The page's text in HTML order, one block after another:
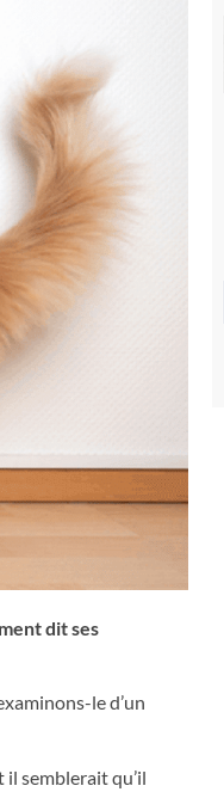
dit ses
le d’un
semblerait qu’il